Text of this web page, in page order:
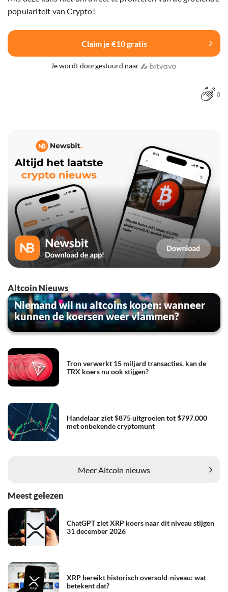
populariteit van Crypto!
Claim je €10 gratis
Je wordt doorgestuurd naar
0
Altcoin Nieuws
Niemand wil nu altcoins kopen: wanneer
kunnen de koersen weer vlammen?
Tron verwerkt 15 miljard transacties, kan de
TRX koers nu ook stijgen?
Handelaar ziet $875 uitgroeien tot $797.000
met onbekende cryptomunt
Meer Altcoin nieuws
Meest gelezen
ChatGPT ziet XRP koers naar dit niveau stijgen
31 december 2026
XRP bereikt historisch oversold-niveau: wat
betekent dat?